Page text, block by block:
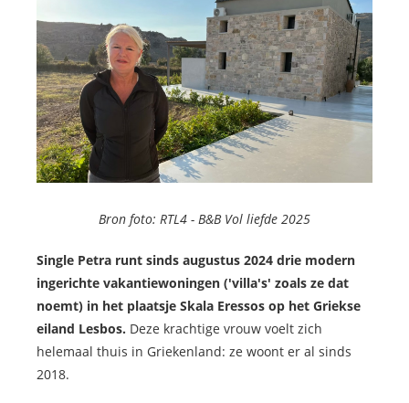
Bron foto: RTL4 - B&B Vol liefde 2025
Single Petra runt sinds augustus 2024 drie modern
ingerichte vakantiewoningen ('villa's' zoals ze dat
noemt) in het plaatsje Skala Eressos op het Griekse
eiland Lesbos. Deze krachtige vrouw voelt zich
helemaal thuis in Griekenland: ze woont er al sinds
2018.